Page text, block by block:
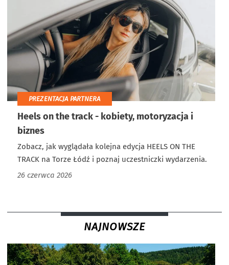
PREZENTACJA PARTNERA
Heels on the track - kobiety, motoryzacja i
biznes
Zobacz, jak wyglądała kolejna edycja HEELS ON THE
TRACK na Torze Łódź i poznaj uczestniczki wydarzenia.
26 czerwca 2026
NAJNOWSZE